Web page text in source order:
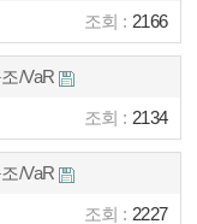
2166
/VaR
2134
/VaR
2227